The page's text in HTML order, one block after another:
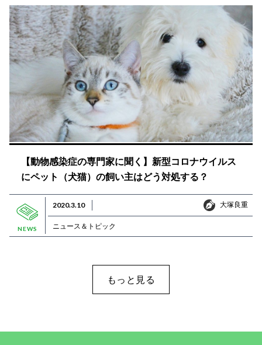
【動物感染症の専門家に聞く】新型コロナウイルス
にペット（犬猫）の飼い主はどう対処する？
NEWS
2020.3.10 大塚良重
大塚良重
ニュース＆トピック
もっと見る